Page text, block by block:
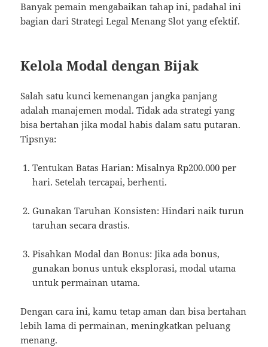
Banyak pemain mengabaikan tahap ini, padahal ini
bagian dari Strategi Legal Menang Slot yang efektif.
Kelola Modal dengan Bijak
Salah satu kunci kemenangan jangka panjang
adalah manajemen modal. Tidak ada strategi yang
bisa bertahan jika modal habis dalam satu putaran.
Tipsnya:
Tentukan Batas Harian: Misalnya Rp200.000 per
hari. Setelah tercapai, berhenti.
Gunakan Taruhan Konsisten: Hindari naik turun
taruhan secara drastis.
Pisahkan Modal dan Bonus: Jika ada bonus,
gunakan bonus untuk eksplorasi, modal utama
untuk permainan utama.
Dengan cara ini, kamu tetap aman dan bisa bertahan
lebih lama di permainan, meningkatkan peluang
menang.